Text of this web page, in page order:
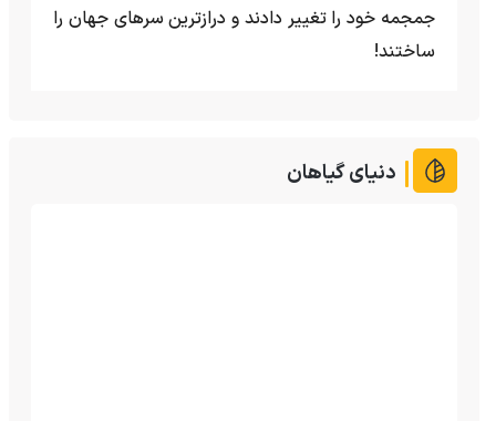
جمجمه خود را تغییر دادند و درازترین سرهای جهان را
ساختند!
دنیای گیاهان